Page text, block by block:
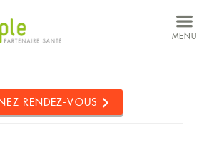
MENU
RENDEZ-VOUS
NUTRITIONNISTES